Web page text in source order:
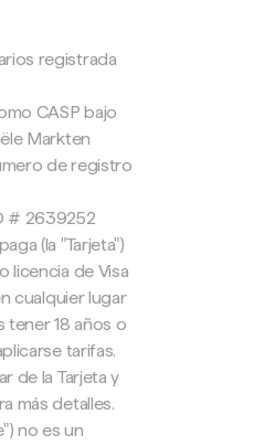
registrada
CASP bajo
Markten
de registro
# 2639252
(la "Tarjeta")
licencia de Visa
cualquier lugar
tener 18 años o
tarifas.
de la Tarjeta y
más detalles.
no es un